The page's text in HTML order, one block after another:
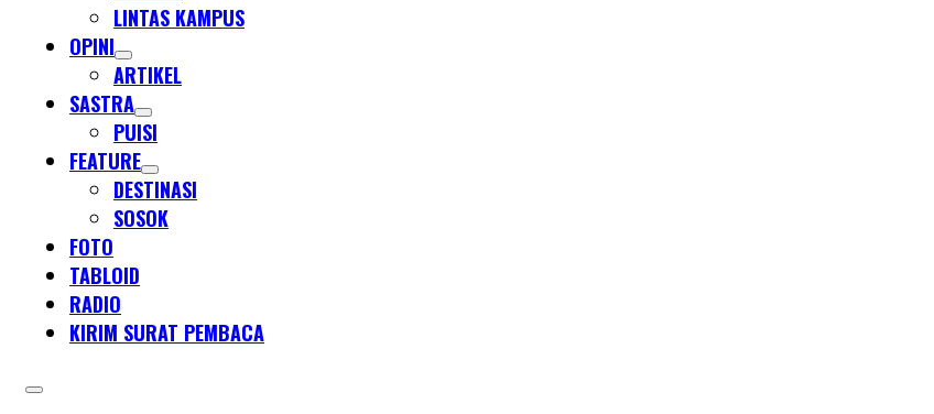
LINTAS KAMPUS
OPINI
ARTIKEL
SASTRA
PUISI
FEATURE
DESTINASI
SOSOK
FOTO
TABLOID
RADIO
KIRIM SURAT PEMBACA